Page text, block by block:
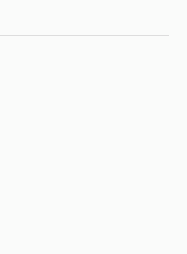
um das Jahr
wurde das
dass der Name
und 2023 wurde